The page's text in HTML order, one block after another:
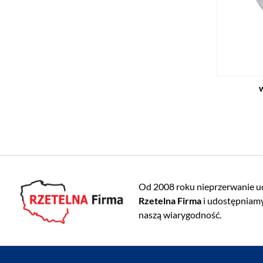
Od 2008 roku nieprzerwanie
Rzetelna Firma i
naszą wiarygodność.